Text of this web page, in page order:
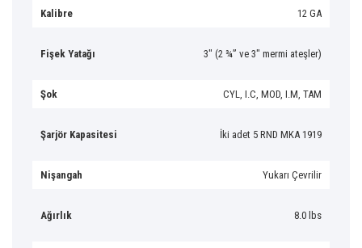
Kalibre 12 GA
Fişek Yatağı 3″ (2 ¾” ve 3″ mermi ateşler)
Şok CYL, I.C, MOD, I.M, TAM
Şarjör Kapasitesi İki adet 5 RND MKA 1919
Nişangah Yukarı Çevrilir
Ağırlık 8.0 lbs